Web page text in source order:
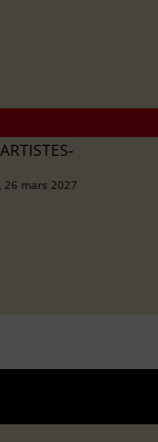
26 mars 2027